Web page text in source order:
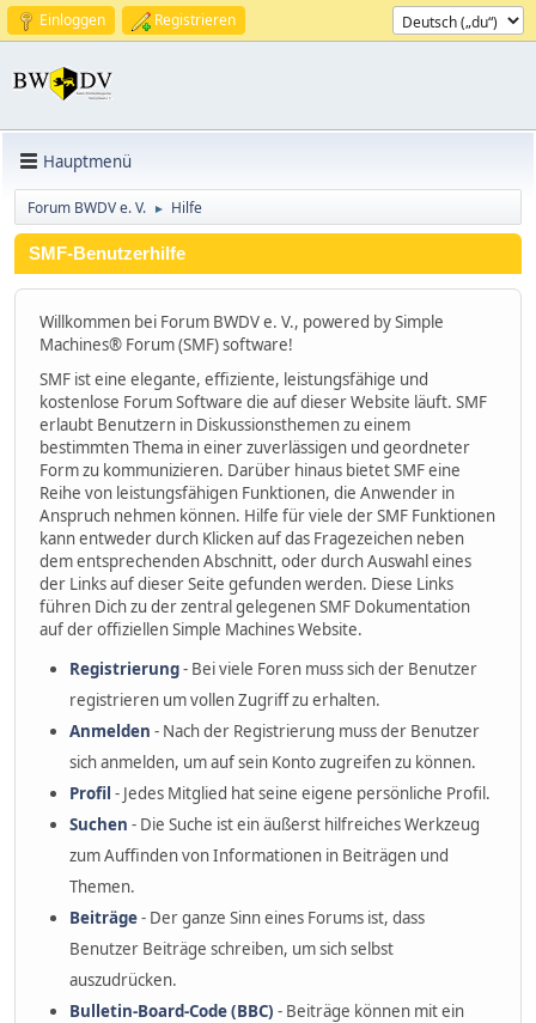
Einloggen Registrieren
Hauptmenü
Forum BWDV e. V. ► Hilfe
SMF-Benutzerhilfe
Willkommen bei Forum BWDV e. V., powered by Simple
Machines® Forum (SMF) software!
SMF ist eine elegante, effiziente, leistungsfähige und
kostenlose Forum Software die auf dieser Website läuft. SMF
erlaubt Benutzern in Diskussionsthemen zu einem
bestimmten Thema in einer zuverlässigen und geordneter
Form zu kommunizieren. Darüber hinaus bietet SMF eine
Reihe von leistungsfähigen Funktionen, die Anwender in
Anspruch nehmen können. Hilfe für viele der SMF Funktionen
kann entweder durch Klicken auf das Fragezeichen neben
dem entsprechenden Abschnitt, oder durch Auswahl eines
der Links auf dieser Seite gefunden werden. Diese Links
führen Dich zu der zentral gelegenen SMF Dokumentation
auf der offiziellen Simple Machines Website.
Registrierung- Bei viele Foren muss sich der Benutzer
registrieren um vollen Zugriff zu erhalten.
Anmelden - Nach der Registrierung muss der Benutzer
sich anmelden, um auf sein Konto zugreifen zu können.
Profil - Jedes Mitglied hat seine eigene persönliche Profil.
Suchen - Die Suche ist ein äußerst hilfreiches Werkzeug
zum Auffinden von Informationen in Beiträgen und
Themen.
Beiträge- Der ganze Sinn eines Forums ist, dass
Benutzer Beiträge schreiben, um sich selbst
auszudrücken.
Bulletin-Board-Code (BBC) - Beiträge können mit ein